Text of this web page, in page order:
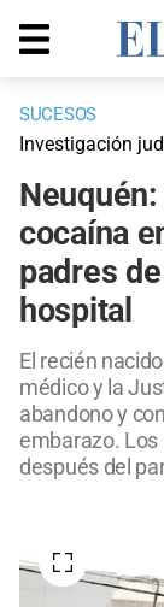
SUCESOS
Investigación
cocaína
padres
hospital
El recién
médico y la
abandono y
embarazo.
después del